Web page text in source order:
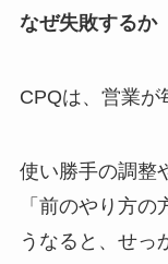
なぜ失敗するか
CPQは、営業が
使い勝手の調整
「前のやり方
うなると、せっ